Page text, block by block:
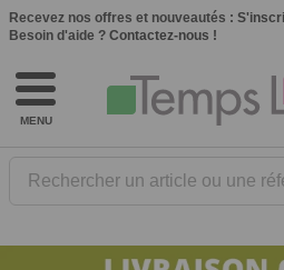
Recevez nos offres et nouveautés :
Besoin d'aide ? Contactez-nous !
MENU
Rechercher un article ou une